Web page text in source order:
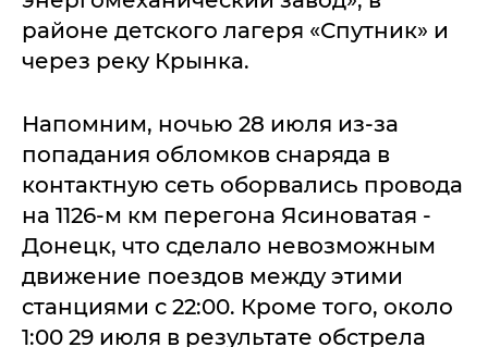
районе детского лагеря «Спутник» и
через реку Крынка.
Напомним, ночью 28 июля из-за
попадания обломков снаряда в
контактную сеть оборвались провода
на 1126-м км перегона Ясиноватая -
Донецк, что сделало невозможным
движение поездов между этими
станциями с 22:00. Кроме того, около
1:00 29 июля в результате обстрела